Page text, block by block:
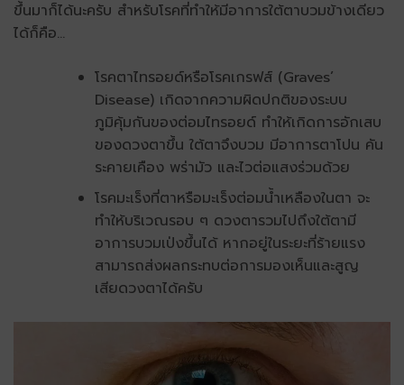
ขึ้นมาก็ได้นะครับ สำหรับโรคที่ทำให้มีอาการใต้ตาบวมข้างเดียว
ได้ก็คือ…
โรคตาไทรอยด์หรือโรคเกรฟส์ (Graves’
Disease) เกิดจากความผิดปกติของระบบ
ภูมิคุ้มกันของต่อมไทรอยด์ ทำให้เกิดการอักเสบ
ของดวงตาขึ้น ใต้ตาจึงบวม มีอาการตาโปน คัน
ระคายเคือง พร่ามัว และไวต่อแสงร่วมด้วย
โรคมะเร็งที่ตาหรือมะเร็งต่อมน้ำเหลืองในตา จะ
ทำให้บริเวณรอบ ๆ ดวงตารวมไปถึงใต้ตามี
อาการบวมเป่งขึ้นได้ หากอยู่ในระยะที่ร้ายแรง
สามารถส่งผลกระทบต่อการมองเห็นและสูญ
เสียดวงตาได้ครับ